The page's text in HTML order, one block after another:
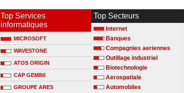
Top Services
informatiques
MICROSOFT
WAVESTONE
ATOS ORIGIN
CAP GEMINI
GROUPE ARES
Top Secteurs
Internet
Banques
Compagnies aeriennes
Outillage industriel
Biotechnologie
Aerospatiale
Automobiles